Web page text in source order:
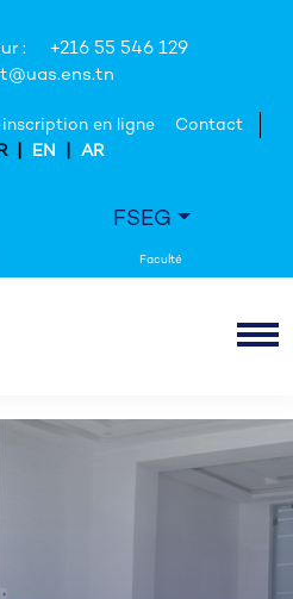
:
+216 55 546 129
en ligne
Contact
EN AR
FSEG